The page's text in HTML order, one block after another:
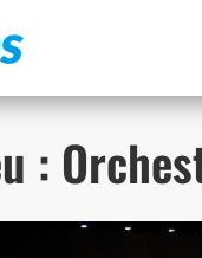
: